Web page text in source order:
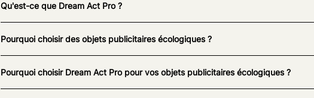
Qu'est-ce que Dream Act Pro ?
Pourquoi choisir des objets publicitaires écologiques ?
Pourquoi choisir Dream Act Pro pour vos objets publicitaires écologiques ?